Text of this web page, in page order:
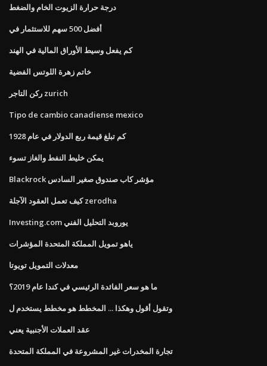
درجة حرارة الزيوت الخام والضغط
أفضل 500 سهم للاستثمار في
كم يفعل وسيط الأوراق المالية في الهند
خاتم زهرة اللوتس الفضية
ركن التاجر zurich
Tipo de cambio canadiense mexico
كم تبلغ قيمة ربع الدولار في عام 1928
يمكن خليط النفط والغاز تسوء
Blackrock مؤشر كاب صندوق صغير السادس
كيف تعمل العقود الآجلة zerodha
Investing.com يوروبد التحليل الفني
ياهو تمويل المملكة المتحدة المؤشرات
معدلات التمويل تويوتا
ما هو سعر الفائدة الرئيسي في كندا عام 2019؟
وتقول أقول وهكذا ... المخطط هو مخطط يستخدم ل
عقد العملات الأجنبية يعني
تجارة المخدرات غير المشروعة في المملكة المتحدة